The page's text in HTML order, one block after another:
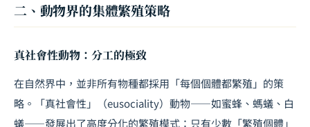
二、動物界的集體繁殖策略
真社會性動物：分工的極致
在自然界中，並非所有物種都採用「每個個體都繁殖」的策
略。「真社會性」（eusociality）動物——如蜜蜂、螞蟻、白
蟻——發展出了高度分化的繁殖模式：只有少數「繁殖個體」